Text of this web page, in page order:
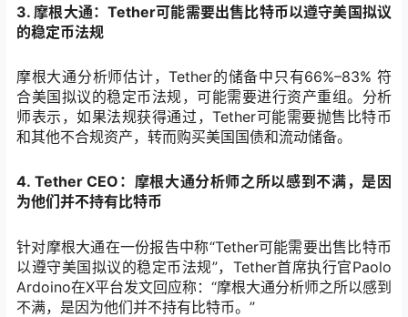
3. 摩根大通：Tether可能需要出售比特币以遵守美国拟议
的稳定币法规
摩根大通分析师估计，Tether的储备中只有66%–83% 符
合美国拟议的稳定币法规，可能需要进行资产重组。分析
师表示，如果法规获得通过，Tether可能需要抛售比特币
和其他不合规资产，转而购买美国国债和流动储备。
4. Tether CEO：摩根大通分析师之所以感到不满，是因
为他们并不持有比特币
针对摩根大通在一份报告中称“Tether可能需要出售比特币
以遵守美国拟议的稳定币法规”，Tether首席执行官Paolo
Ardoino在X平台发文回应称：“摩根大通分析师之所以感到
不满，是因为他们并不持有比特币。”